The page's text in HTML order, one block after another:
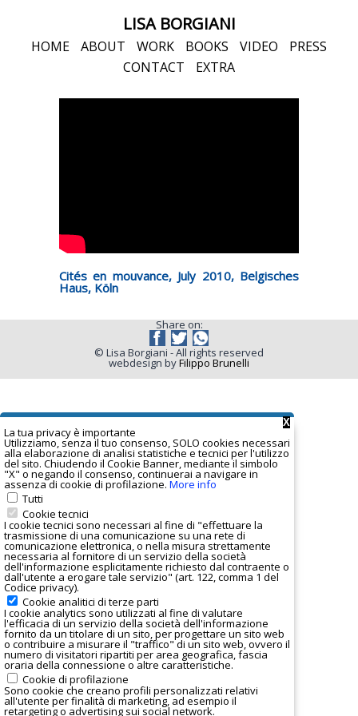
LISA BORGIANI
HOME ABOUT WORK BOOKS VIDEO
PRESS
CONTACT
EXTRA
Cités en mouvance, July 2010, Belgisches
Haus, Köln
Share on:
© Lisa Borgiani - All rights reserved
webdesign byFilippo Brunelli
X
La tua privacy è importante
Utilizziamo, senza il tuo consenso, SOLO cookies necessari
alla elaborazione di analisi statistiche e tecnici per l'utilizzo
del sito. Chiudendo il Cookie Banner, mediante il simbolo
"X" o negando il consenso, continuerai a navigare in
assenza di cookie di profilazione. More info
Tutti
Cookie tecnici
I cookie tecnici sono necessari al fine di "effettuare la
trasmissione di una comunicazione su una rete di
comunicazione elettronica, o nella misura strettamente
necessaria al fornitore di un servizio della società
dell'informazione esplicitamente richiesto dal contraente o
dall'utente a erogare tale servizio" (art. 122, comma 1 del
Codice privacy).
Cookie analitici di terze parti
I cookie analytics sono utilizzati al fine di valutare
l'efficacia di un servizio della società dell'informazione
fornito da un titolare di un sito, per progettare un sito web
o contribuire a misurare il "traffico" di un sito web, ovvero il
numero di visitatori ripartiti per area geografica, fascia
oraria della connessione o altre caratteristiche.
Cookie di profilazione
Sono cookie che creano profili personalizzati relativi
all'utente per finalità di marketing, ad esempio il
retargeting o advertising sui social network.